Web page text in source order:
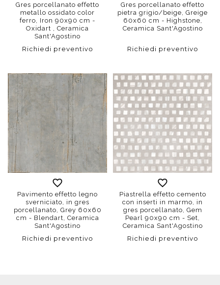
Gres porcellanato effetto
metallo ossidato color
ferro, Iron 90x90 cm -
Oxidart , Ceramica
Sant'Agostino
Richiedi preventivo
Gres porcellanato effetto
pietra grigio/beige, Greige
60x60 cm - Highstone,
Ceramica Sant'Agostino
Richiedi preventivo
Pavimento effetto legno
sverniciato, in gres
porcellanato, Grey 60x60
cm - Blendart, Ceramica
Sant'Agostino
Richiedi preventivo
Piastrella effetto cemento
con inserti in marmo, in
gres porcellanato, Gem
Pearl 90x90 cm - Set,
Ceramica Sant'Agostino
Richiedi preventivo